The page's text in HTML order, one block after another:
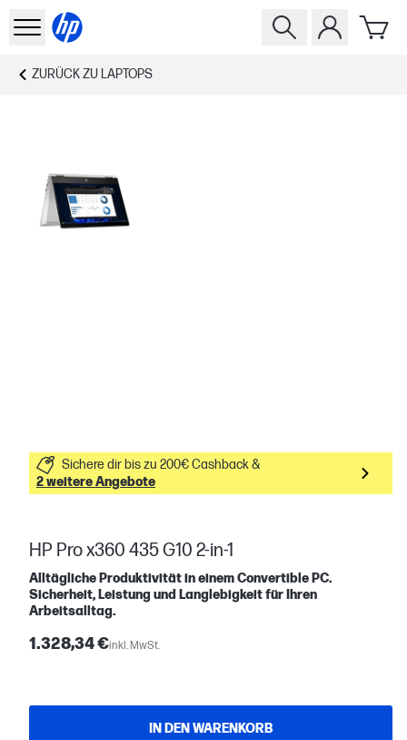
ZURÜCK ZU LAPTOPS
Sichere dir bis zu 200€ Cashback &
2 weitere Angebote
HP Pro x360 435 G10 2-in-1
Alltägliche Produktivität in einem Convertible PC.
Sicherheit, Leistung und Langlebigkeit für Ihren
Arbeitsalltag.
1.328,34 €inkl. MwSt.
IN DEN WARENKORB